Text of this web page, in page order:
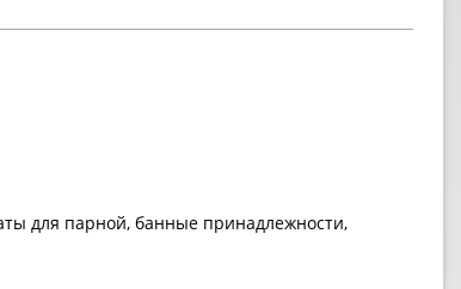
для парной, банные принадлежности,